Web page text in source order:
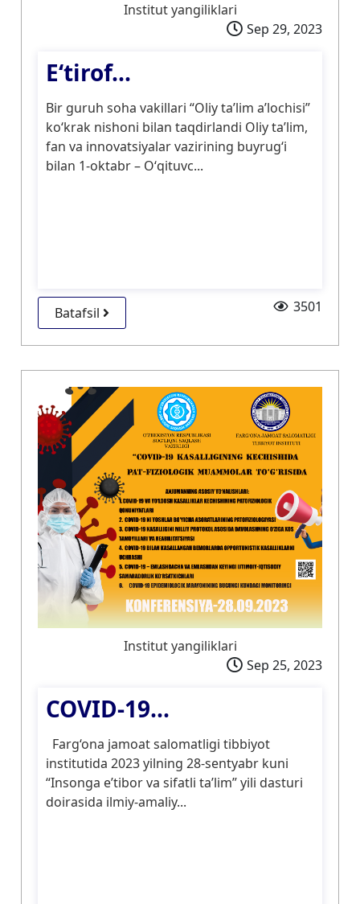
Institut yangiliklari
Sep 29, 2023
E‘tirof...
Bir guruh soha vakillari “Oliy taʼlim aʼlochisi”
koʻkrak nishoni bilan taqdirlandi Oliy taʼlim,
fan va innovatsiyalar vazirining buyrugʻi
bilan 1-oktabr – Oʻqituvc...
Batafsil 3501
Institut yangiliklari
Sep 25, 2023
COVID-19...
Farg‘ona jamoat salomatligi tibbiyot
institutida 2023 yilning 28-sentyabr kuni
“Insonga e’tibor va sifatli ta’lim” yili dasturi
doirasida ilmiy-amaliy...